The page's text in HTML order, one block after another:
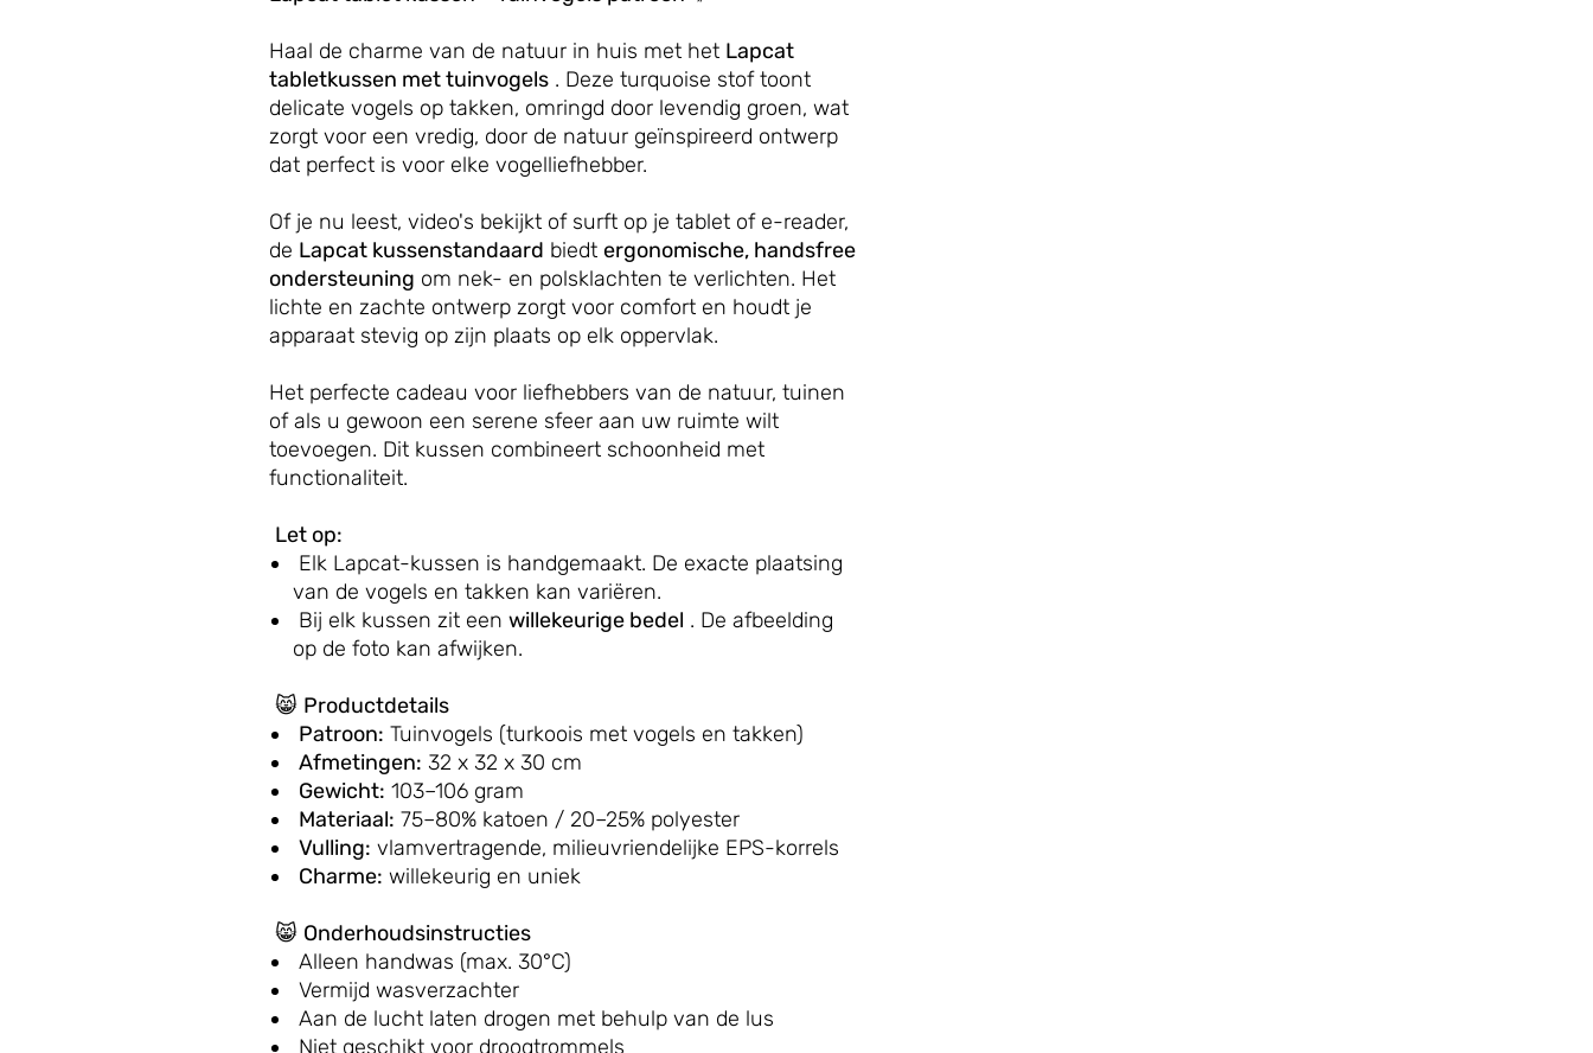
Haal de charme van de natuur in huis met het Lapcat
tabletkussen met tuinvogels . Deze turquoise stof toont
delicate vogels op takken, omringd door levendig groen, wat
zorgt voor een vredig, door de natuur geïnspireerd ontwerp
dat perfect is voor elke vogelliefhebber.
Of je nu leest, video's bekijkt of surft op je tablet of e-reader,
de Lapcat kussenstandaard biedt ergonomische, handsfree
ondersteuning om nek- en polsklachten te verlichten. Het
lichte en zachte ontwerp zorgt voor comfort en houdt je
apparaat stevig op zijn plaats op elk oppervlak.
Het perfecte cadeau voor liefhebbers van de natuur, tuinen
of als u gewoon een serene sfeer aan uw ruimte wilt
toevoegen. Dit kussen combineert schoonheid met
functionaliteit.
Let op:
Elk Lapcat-kussen is handgemaakt. De exacte plaatsing
van de vogels en takken kan variëren.
Bij elk kussen zit een willekeurige bedel . De afbeelding
op de foto kan afwijken.
😸 Productdetails
Patroon: Tuinvogels (turkoois met vogels en takken)
Afmetingen: 32 x 32 x 30 cm
Gewicht: 103–106 gram
Materiaal: 75–80% katoen / 20–25% polyester
Vulling: vlamvertragende, milieuvriendelijke EPS-korrels
Charme: willekeurig en uniek
😸 Onderhoudsinstructies
Alleen handwas (max. 30°C)
Vermijd wasverzachter
Aan de lucht laten drogen met behulp van de lus
Niet geschikt voor droogtrommels